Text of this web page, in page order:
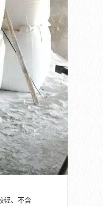
轻、不含